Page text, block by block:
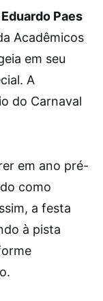
Eduardo Paes
Acadêmicos
em seu
A
do Carnaval
em ano pré-
como
a festa
à pista